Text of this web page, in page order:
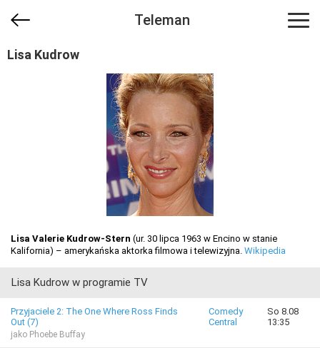
Teleman
Lisa Kudrow
Lisa Valerie Kudrow-Stern (ur. 30 lipca 1963 w Encino w stanie
Kalifornia) – amerykańska aktorka filmowa i telewizyjna. Wikipedia
Lisa Kudrow w programie TV
Przyjaciele 2: The One Where Ross Finds
Out (7)
jako Phoebe Buffay
Comedy
Central
So 8.08
13:35